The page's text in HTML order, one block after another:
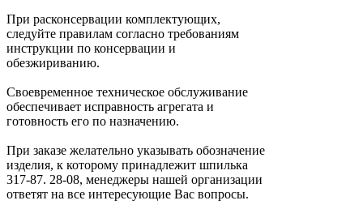
При расконсервации комплектующих,
следуйте правилам согласно требованиям
инструкции по консервации и
обезжириванию.
Своевременное техническое обслуживание
обеспечивает исправность агрегата и
готовность его по назначению.
При заказе желательно указывать обозначение
изделия, к которому принадлежит шпилька
317-87. 28-08, менеджеры нашей организации
ответят на все интересующие Вас вопросы.